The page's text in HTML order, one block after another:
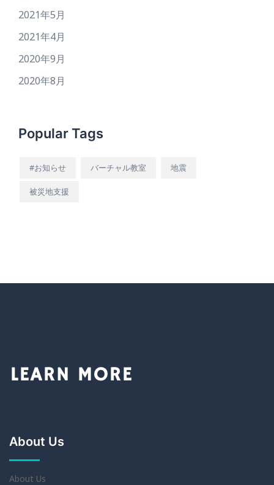
2021年5月
2021年4月
2020年9月
2020年8月
Popular Tags
#お知らせ バーチャル教室 地震
被災地支援
About Us
About Us